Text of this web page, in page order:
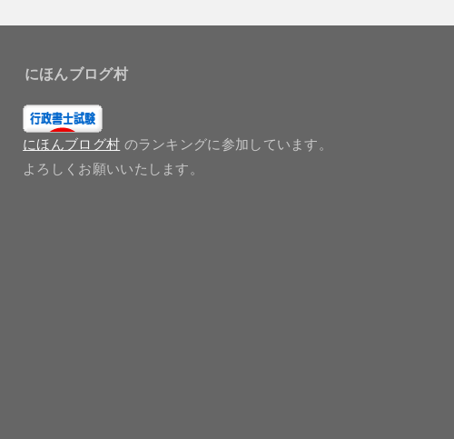
にほんブログ村
にほんブログ村 のランキングに参加しています。
よろしくお願いいたします。